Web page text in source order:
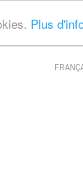
Plus